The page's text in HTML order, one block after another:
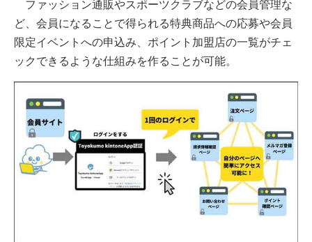
ファッション通販やスポーツクラブなどの会員管理な
ど、会員になることで得られる特典商品への応募や会員
限定イベントへの申込み、ポイント加盟店の一覧がチェ
ックできるような仕組みを作ることが可能。